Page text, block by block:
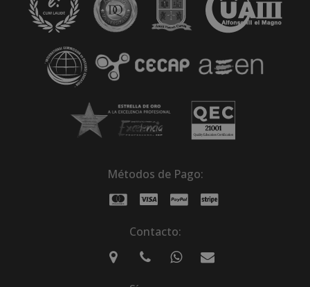
Métodos de Pago:
Contacto: